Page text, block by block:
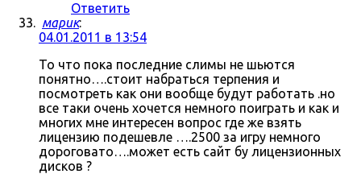
Ответить
марик:
04.01.2011 в 13:54
То что пока последние слимы не шьются
понятно….стоит набраться терпения и
посмотреть как они вообще будут работать .но
все таки очень хочется немного поиграть и как и
многих мне интересен вопрос где же взять
лицензию подешевле ….2500 за игру немного
дороговато….может есть сайт бу лицензионных
дисков ?